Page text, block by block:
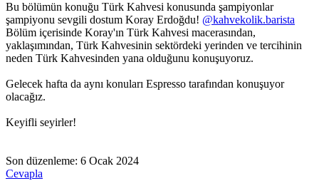
Bu bölümün konuğu Türk Kahvesi konusunda şampiyonlar
şampiyonu sevgili dostum Koray Erdoğdu! @kahvekolik.barista
Bölüm içerisinde Koray'ın Türk Kahvesi macerasından,
yaklaşımından, Türk Kahvesinin sektördeki yerinden ve tercihinin
neden Türk Kahvesinden yana olduğunu konuşuyoruz.
Gelecek hafta da aynı konuları Espresso tarafından konuşuyor
olacağız.
Keyifli seyirler!
Son düzenleme: 6 Ocak 2024
Cevapla